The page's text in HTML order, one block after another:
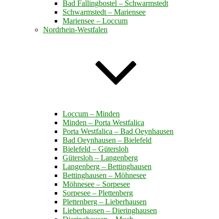
Bad Fallingbostel – Schwarmstedt
Schwarmstedt – Mariensee
Mariensee – Loccum
Nordrhein-Westfalen
Loccum – Minden
Minden – Porta Westfalica
Porta Westfalica – Bad Oeynhausen
Bad Oeynhausen – Bielefeld
Bielefeld – Gütersloh
Gütersloh – Langenberg
Langenberg – Bettinghausen
Bettinghausen – Möhnesee
Möhnesee – Sorpesee
Sorpesee – Plettenberg
Plettenberg – Lieberhausen
Lieberhausen – Dieringhausen